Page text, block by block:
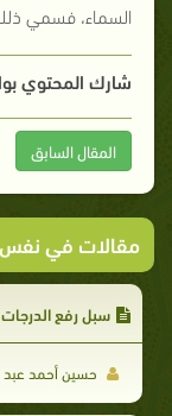
السماء، فسمي
شارك المحتوي
المقال السابق
مقالات في
سبل رفع الدرجات
حسين أحمد عبد